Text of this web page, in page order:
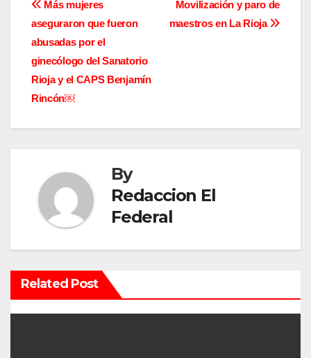
N
a
v
e
g
c
n
d
e
Movilización y paro de
maestros en La Rioja
Más mujeres
aseguraron que fueron
abusadas por el
ginecólogo del Sanatorio
Rioja y el CAPS Benjamín
Rincón￼
By
Redaccion El
Federal
Related Post